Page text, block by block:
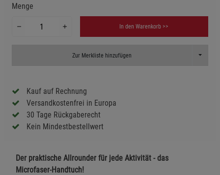
Menge
In den Warenkorb >>
Zur Merkliste hinzufügen Toggle
Kauf auf Rechnung
Versandkostenfrei in Europa
30 Tage Rückgaberecht
Kein Mindestbestellwert
Der praktische Allrounder für jede Aktivität - das
Microfaser-Handtuch!